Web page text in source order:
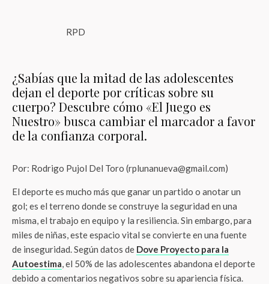
RPD
¿Sabías que la mitad de las adolescentes
dejan el deporte por críticas sobre su
cuerpo? Descubre cómo «El Juego es
Nuestro» busca cambiar el marcador a favor
de la confianza corporal.
Por: Rodrigo Pujol Del Toro (rplunanueva@gmail.com)
El deporte es mucho más que ganar un partido o anotar un
gol; es el terreno donde se construye la seguridad en una
misma, el trabajo en equipo y la resiliencia. Sin embargo, para
miles de niñas, este espacio vital se convierte en una fuente
de inseguridad. Según datos de Dove Proyecto para la
Autoestima, el 50% de las adolescentes abandona el deporte
debido a comentarios negativos sobre su apariencia física.